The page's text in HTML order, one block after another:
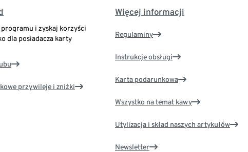
programu i zyskaj korzyści
dla posiadacza karty
przywileje i zniżki
Więcej informacji
Regulaminy
Instrukcje obsługi
Karta podarunkowa
Wszystko na temat kawy
Utylizacja i skład naszych artykułów
Newsletter